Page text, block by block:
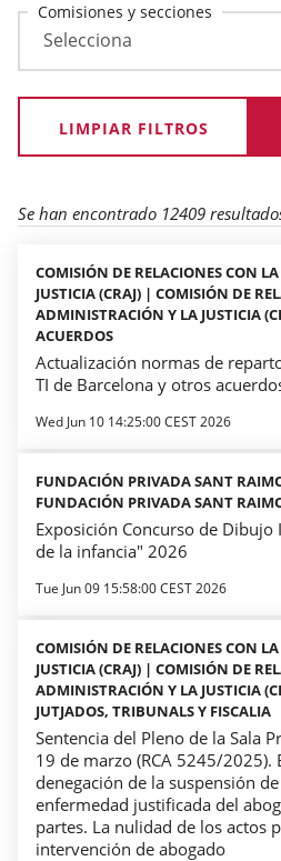
Comisiones y secciones
LIMPIAR FILTROS
Se han encontrado 12409
COMISIÓN DE RELACIONES CON
JUSTICIA (CRAJ) | COMISIÓN DE
ADMINISTRACIÓN Y LA JUSTICIA
ACUERDOS
Actualización normas de
TI de Barcelona y otros
Wed Jun 10 14:25:00 CEST 2026
FUNDACIÓN PRIVADA SANT
FUNDACIÓN PRIVADA SANT
Exposición Concurso de
de la infancia" 2026
Tue Jun 09 15:58:00 CEST 2026
COMISIÓN DE RELACIONES CON
JUSTICIA (CRAJ) | COMISIÓN DE
ADMINISTRACIÓN Y LA JUSTICIA
JUTJADOS, TRIBUNALS Y FISCALIA
Sentencia del Pleno de la Sala
19 de marzo (RCA 5245/2025).
denegación de la suspensión
enfermedad justificada del
partes. La nulidad de los actos
intervención de abogado